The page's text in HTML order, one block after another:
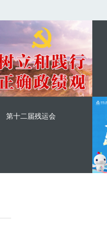
第十二届残运会